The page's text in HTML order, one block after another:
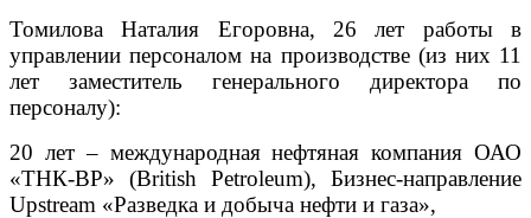
Томилова Наталия Егоровна, 26 лет работы в
управлении персоналом на производстве (из них 11
лет заместитель генерального директора по
персоналу):
20 лет – международная нефтяная компания ОАО
«ТНК-ВР» (British Petroleum), Бизнес-направление
Upstream «Разведка и добыча нефти и газа»,